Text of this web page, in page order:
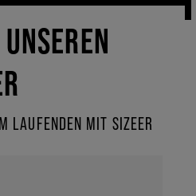
LAUFENDEN MIT SIZEER